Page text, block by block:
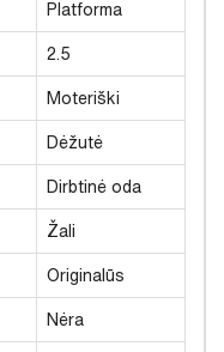
Platforma
2.5
Moteriški
Dėžutė
Dirbtinė oda
Žali
Originalūs
Nėra